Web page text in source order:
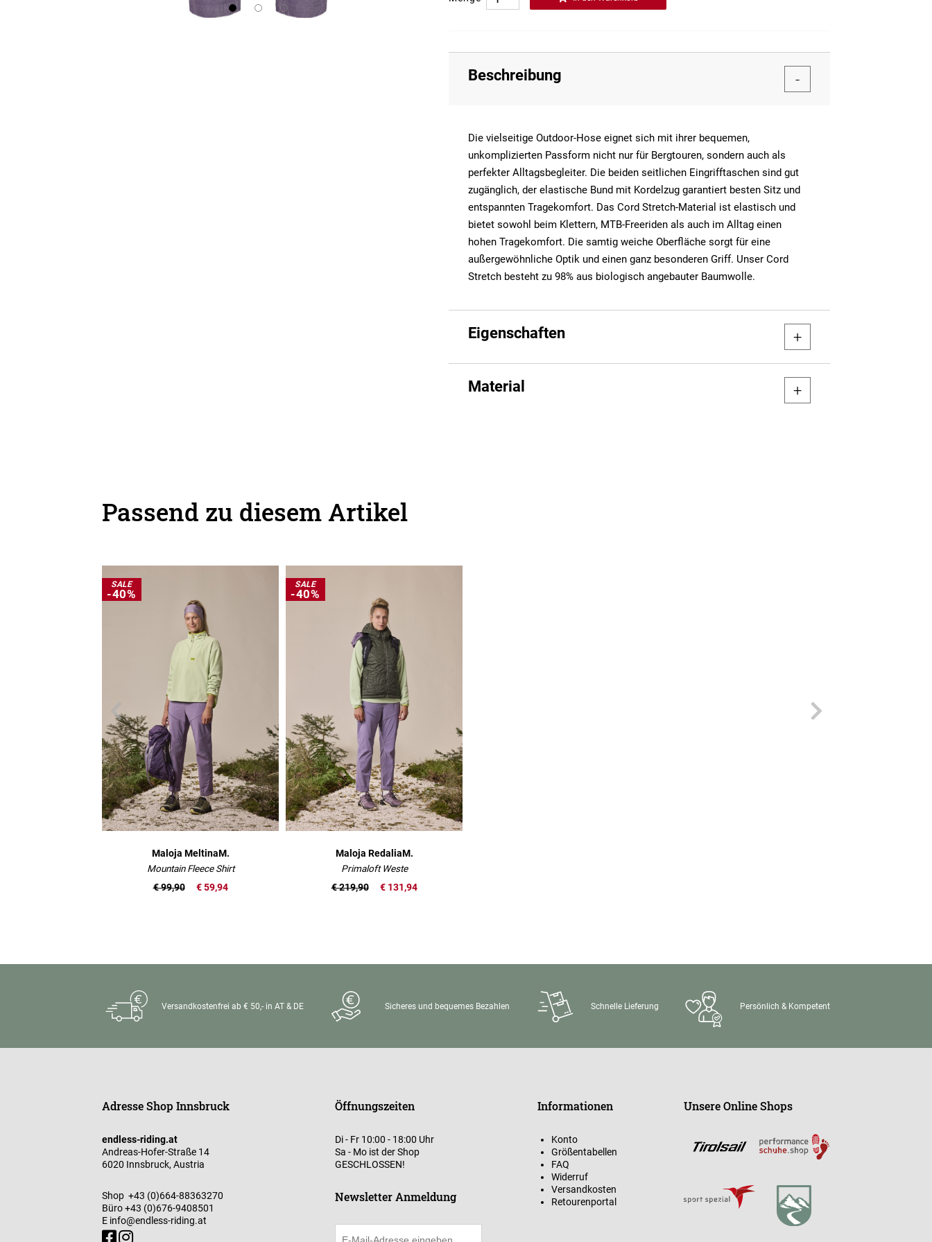
Beschreibung
Die vielseitige Outdoor-Hose eignet sich mit ihrer bequemen,
unkomplizierten Passform nicht nur für Bergtouren, sondern auch als
perfekter Alltagsbegleiter. Die beiden seitlichen Eingrifftaschen sind gut
zugänglich, der elastische Bund mit Kordelzug garantiert besten Sitz und
entspannten Tragekomfort. Das Cord Stretch-Material ist elastisch und
bietet sowohl beim Klettern, MTB-Freeriden als auch im Alltag einen
hohen Tragekomfort. Die samtig weiche Oberfläche sorgt für eine
außergewöhnliche Optik und einen ganz besonderen Griff. Unser Cord
Stretch besteht zu 98% aus biologisch angebauter Baumwolle.
Eigenschaften
Material
Passend zu diesem Artikel
SALE
-40%
Maloja MeltinaM.
Mountain Fleece Shirt
€ 59,94
€ 99,90
SALE
-40%
Maloja RedaliaM.
Primaloft Weste
€ 131,94
€ 219,90
Versandkostenfrei ab € 50,- in AT & DE Sicheres und bequemes Bezahlen Schnelle Lieferung Persönlich & Kompetent
Adresse Shop Innsbruck
endless-riding.at
Andreas-Hofer-Straße 14
6020 Innsbruck, Austria
Shop +43 (0)664-88363270
Büro+43 (0)676-9408501
E info@endless-riding.at
Öffnungszeiten
Di - Fr 10:00 - 18:00 Uhr
Sa - Mo ist der Shop
GESCHLOSSEN!
Newsletter Anmeldung
Informationen
Konto
Größentabellen
FAQ
Widerruf
Versandkosten
Retourenportal
Unsere Online Shops